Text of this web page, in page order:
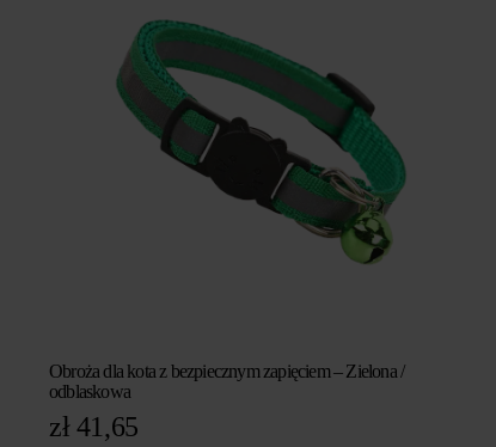
Obroża dla kota z bezpiecznym zapięciem – Zielona /
odblaskowa
zł41,65